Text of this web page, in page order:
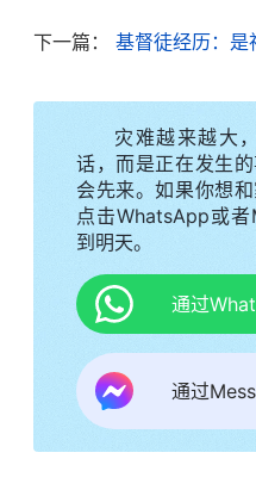
看到神的话说：“神有
时候死，死后去哪儿
制，只要他想作他就
让一个死人复活，这
工、神的性情与神自己
中记载的拉撒路，
活了。从神让拉撒路
这儿，我认识到丈夫
成了今生的使命，神
下最后一口气，神也
下一篇： 基督徒经历：是
灾难越来越大
话，而是正在发生
会先来。如果你想
点击WhatsApp或
到明天。
通过
通过